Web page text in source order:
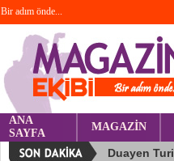
Bir adım önde...
ANA
SAYFA
MAGAZİN